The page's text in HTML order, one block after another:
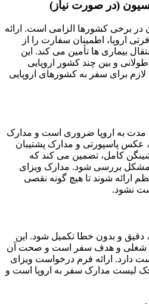
(در صورت نیاز)
برخی کشورها الزامی است. ارائه
اروپا، اطمینان سفارت را از
بیماری ها تأمین می کند. این
و بین چند کشور اروپایی
لازم برای سفر به کشورهای اروپایی
مدت به اروپا ضروری است و مدارک
عکس پاسپورتی و مدارک پشتیبان
کامل، تضمین می کند که
بررسی شود. مدارک ویزای
ارائه شوند تا هیچ گونه نقصی
نشود.
دقیق و بدون خطا تکمیل شود. این
شغلی و هدف سفر است و صحت آن
دارد. ارائه فرم درخواست ویزای
لیست مدارک سفر به اروپا است و